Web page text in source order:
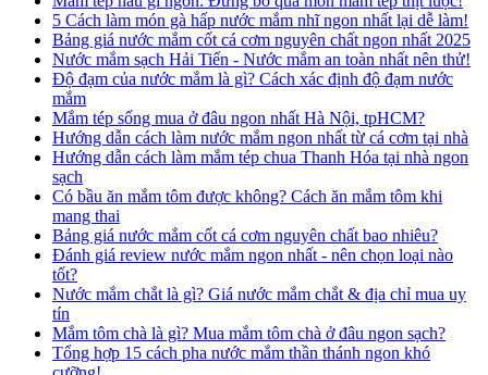
5 Cách làm món gà hấp nước mắm nhĩ ngon nhất lại dễ làm!
Bảng giá nước mắm cốt cá cơm nguyên chất ngon nhất 2025
Nước mắm sạch Hải Tiến - Nước mắm an toàn nhất nên thử!
Độ đạm của nước mắm là gì? Cách xác định độ đạm nước
mắm
Mắm tép sống mua ở đâu ngon nhất Hà Nội, tpHCM?
Hướng dẫn cách làm nước mắm ngon nhất từ cá cơm tại nhà
Hướng dẫn cách làm mắm tép chua Thanh Hóa tại nhà ngon
sạch
Có bầu ăn mắm tôm được không? Cách ăn mắm tôm khi
mang thai
Bảng giá nước mắm cốt cá cơm nguyên chất bao nhiêu?
Đánh giá review nước mắm ngon nhất - nên chọn loại nào
tốt?
Nước mắm chắt là gì? Giá nước mắm chắt & địa chỉ mua uy
tín
Mắm tôm chà là gì? Mua mắm tôm chà ở đâu ngon sạch?
Tổng hợp 15 cách pha nước mắm thần thánh ngon khó